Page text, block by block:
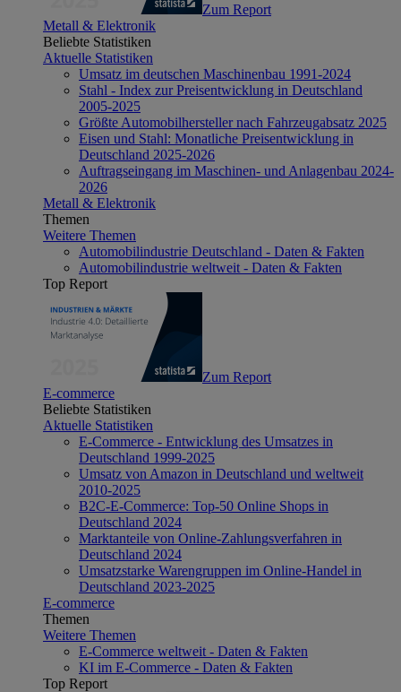
Zum Report
Metall & Elektronik
Beliebte Statistiken
Aktuelle Statistiken
Umsatz im deutschen Maschinenbau 1991-2024
Stahl - Index zur Preisentwicklung in Deutschland
2005-2025
Größte Automobilhersteller nach Fahrzeugabsatz 2025
Eisen und Stahl: Monatliche Preisentwicklung in
Deutschland 2025-2026
Auftragseingang im Maschinen- und Anlagenbau 2024-
2026
Metall & Elektronik
Themen
Weitere Themen
Automobilindustrie Deutschland - Daten & Fakten
Automobilindustrie weltweit - Daten & Fakten
Top Report
Zum Report
E-commerce
Beliebte Statistiken
Aktuelle Statistiken
E-Commerce - Entwicklung des Umsatzes in
Deutschland 1999-2025
Umsatz von Amazon in Deutschland und weltweit
2010-2025
B2C-E-Commerce: Top-50 Online Shops in
Deutschland 2024
Marktanteile von Online-Zahlungsverfahren in
Deutschland 2024
Umsatzstarke Warengruppen im Online-Handel in
Deutschland 2023-2025
E-commerce
Themen
Weitere Themen
E-Commerce weltweit - Daten & Fakten
KI im E-Commerce - Daten & Fakten
Top Report